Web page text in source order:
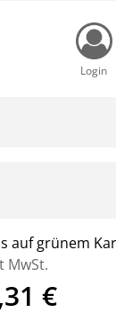
auf grünem
MwSt.
€